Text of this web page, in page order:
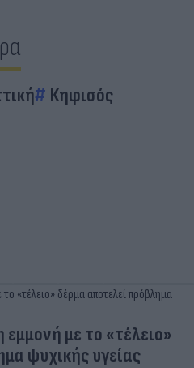
Κηφισός
με το «τέλειο»
ψυχικής υγείας